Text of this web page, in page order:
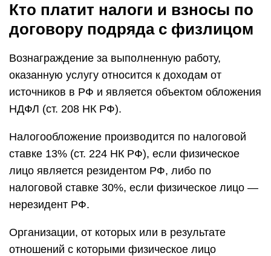
Кто платит налоги и взносы по
договору подряда с физлицом
Вознаграждение за выполненную работу,
оказанную услугу относится к доходам от
источников в РФ и является объектом обложения
НДФЛ (ст. 208 НК РФ).
Налогообложение производится по налоговой
ставке 13% (ст. 224 НК РФ), если физическое
лицо является резидентом РФ, либо по
налоговой ставке 30%, если физическое лицо —
нерезидент РФ.
Организации, от которых или в результате
отношений с которыми физическое лицо